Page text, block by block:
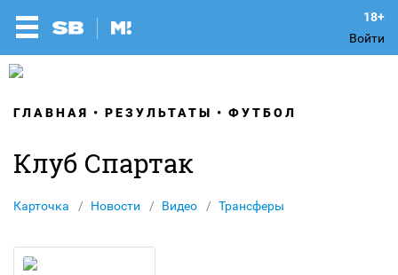
Войти
ГЛАВНАЯ РЕЗУЛЬТАТЫ ФУТБОЛ
Клуб Спартак
Карточка Новости Видео Трансферы